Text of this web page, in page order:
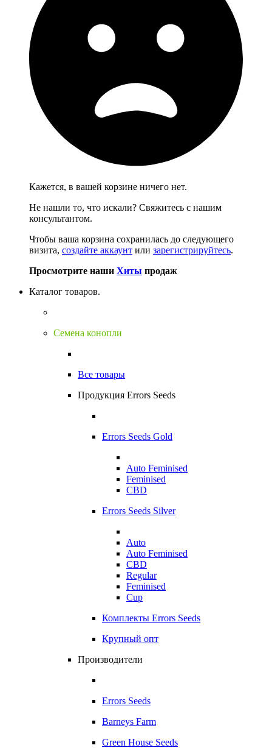
Кажется, в вашей корзине ничего нет.
Не нашли то, что искали? Свяжитесь с нашим
консультантом.
Чтобы ваша корзина сохранилась до следующего
визита, создайте аккаунт или зарегистрируйтесь.
Просмотрите наши Хиты продаж
Каталог товаров.
Семена конопли
Все товары
Продукция Errors Seeds
Errors Seeds Gold
Auto Feminised
Feminised
CBD
Errors Seeds Silver
Auto
Auto Feminised
CBD
Regular
Feminised
Cup
Комплекты Errors Seeds
Крупный опт
Производители
Errors Seeds
Barneys Farm
Green House Seeds